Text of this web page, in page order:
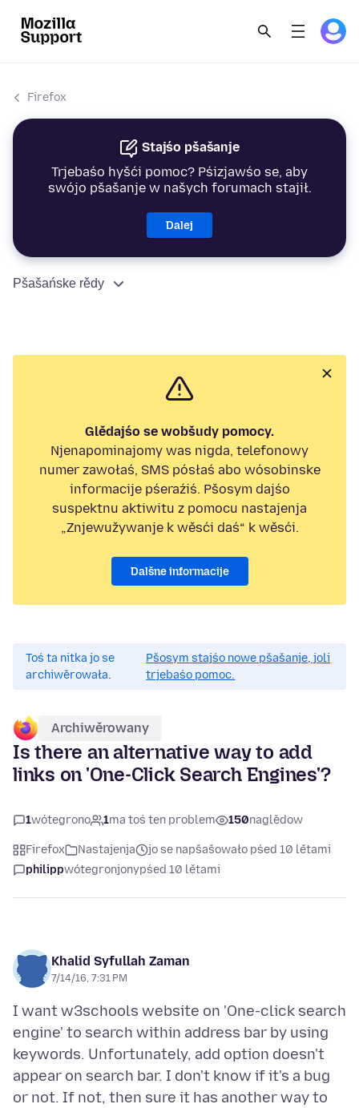
Firefox
Stajśo pšašanje
Trjebaśo hyšći pomoc? Pśizjawśo se, aby
swójo pšašanje w našych forumach stajił.
Dalej
Pšašańske rědy
Glědajśo se wobšudy pomocy.
Njenapominajomy was nigda, telefonowy
numer zawołaś, SMS pósłaś abo wósobinske
informacije pśeraźiś. Pšosym dajśo
suspektnu aktiwitu z pomocu nastajenja
„Znjewužywanje k wěsći daś“ k wěsći.
Dalšne informacije
Toś ta nitka jo se
archiwěrowała.
Pšosym stajśo nowe pšašanje, joli
trjebaśo pomoc.
Archiwěrowany
Is there an alternative way to add
links on 'One-Click Search Engines'?
1wótegrono 1ma toś ten problem 150naglědow
Firefox Nastajenja
jo se napšašowało pśed 10 lětami
philippwótegronjonypśed 10 lětami
Khalid Syfullah Zaman
7/14/16, 7:31 PM
I want w3schools website on 'One-click search
engine' to search within address bar by using
keywords. Unfortunately, add option doesn't
appear on search bar. I don't know if it's a bug
or not. If not, then sure it has another way to